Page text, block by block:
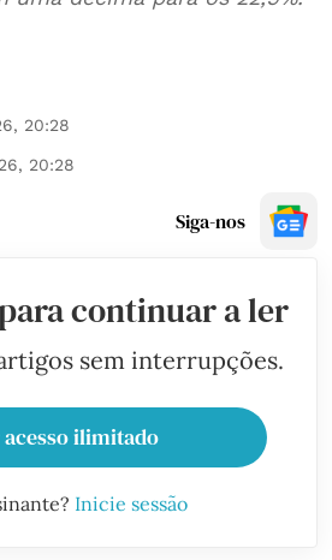
20:28
20:28
Siga-nos
continuar a ler
sem interrupções.
ilimitado
Inicie sessão